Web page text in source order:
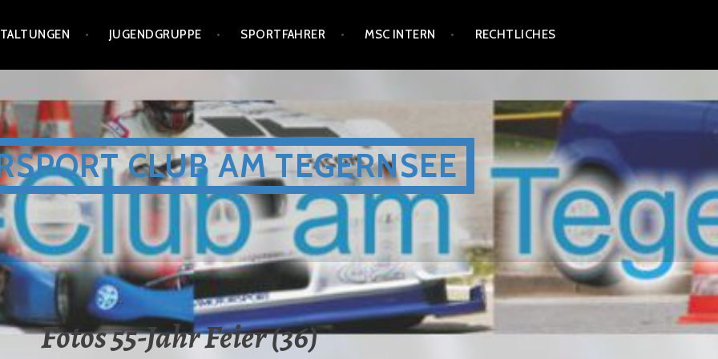
JUGENDGRUPPE SPORTFAHRER MSC INTERN RECHTLICHES
CLUB AM TEGERNSEE
Fotos 55-Jahr Feier (36)